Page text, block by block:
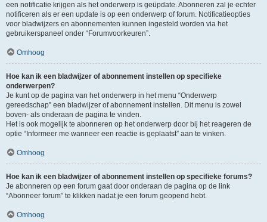
een notificatie krijgen als het onderwerp is geüpdate. Abonneren zal je echter
notificeren als er een update is op een onderwerp of forum. Notificatieopties
voor bladwijzers en abonnementen kunnen ingesteld worden via het
gebruikerspaneel onder “Forumvoorkeuren”.
Omhoog
Hoe kan ik een bladwijzer of abonnement instellen op specifieke
onderwerpen?
Je kunt op de pagina van het onderwerp in het menu “Onderwerp
gereedschap” een bladwijzer of abonnement instellen. Dit menu is zowel
boven- als onderaan de pagina te vinden.
Het is ook mogelijk te abonneren op het onderwerp door bij het reageren de
optie “Informeer me wanneer een reactie is geplaatst” aan te vinken.
Omhoog
Hoe kan ik een bladwijzer of abonnement instellen op specifieke forums?
Je abonneren op een forum gaat door onderaan de pagina op de link
“Abonneer forum” te klikken nadat je een forum geopend hebt.
Omhoog